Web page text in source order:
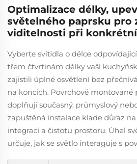
Optimalizace délky,
světelného paprsku pro
viditelnosti při
Vyberte svítidla o délce
třem čtvrtinám délky vaší
zajistili úplné osvětlení bez
na koncích. Povrchově montované
doplňují současný, průmyslový
zapuštěná instalace klade důraz
integraci a čistotu prostoru. Úhel
určuje, jak se světlo interaguje s